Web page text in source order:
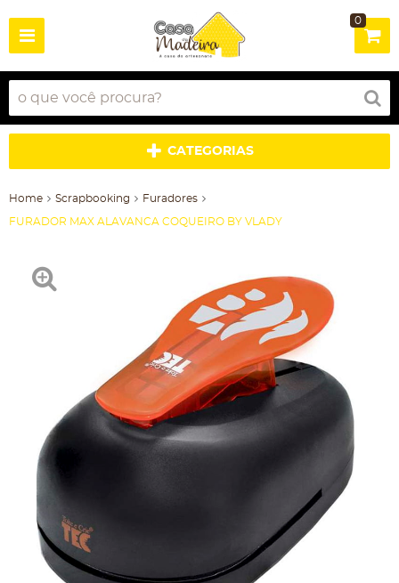
0
CATEGORIAS
Home Scrapbooking Furadores
FURADOR MAX ALAVANCA COQUEIRO BY VLADY